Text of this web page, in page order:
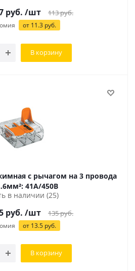
руб. /шт 113руб.
от 11.3 руб.
В корзину
41А/450В
в наличии (25)
руб. /шт 135руб.
от 13.5 руб.
В корзину